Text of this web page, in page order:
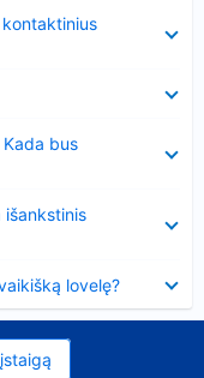
bus
išankstinis
lovelę?